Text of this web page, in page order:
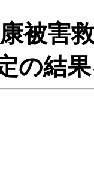
被害
の結